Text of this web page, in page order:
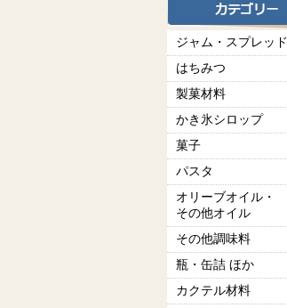
ジャム・スプレッド
はちみつ
製菓材料
かき氷シロップ
菓子
パスタ
オリーブオイル・
その他オイル
その他調味料
瓶・缶詰 ほか
カクテル材料